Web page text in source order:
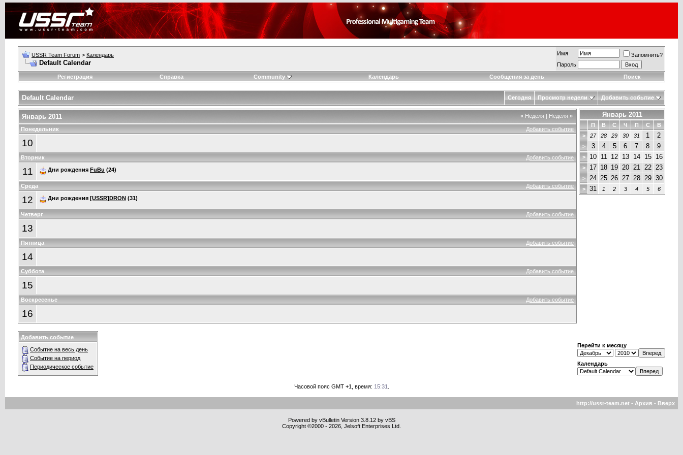
USSR Team Forum > Календарь
Default Calendar
Имя
Запомнить?
Пароль
Регистрация
Справка Community Календарь Сообщения за день Поиск
Default Calendar Сегодня Просмотр недели Добавить событие
« Неделя | Неделя »
Январь 2011
Добавить событие
Понедельник
10
Добавить событие
Вторник
11 Дни рождения FuBu (24)
Добавить событие
Среда
12 Дни рождения [USSR]DRON (31)
Добавить событие
Четверг
13
Добавить событие
Пятница
14
Добавить событие
Суббота
15
Добавить событие
Воскресенье
16
Январь 2011
П В С Ч П С
В
>
27 28 29 30 31 1 2
> 3 4 5 6 7 8 9
> 10 11 12 13 14 15 16
> 17 18 19 20 21 22 23
> 24 25 26 27 28 29 30
> 31 1 2 3 4 5 6
Добавить событие
Событие на весь день
Событие на период
Периодическое событие
Перейти к месяцу
Календарь
Часовой пояс GMT +1, время: 15:31
http://ussr-team.net - Архив - Вверх
Powered by vBulletin Version 3.8.12 by vBS
Copyright ©2000 - 2026, Jelsoft Enterprises Ltd.